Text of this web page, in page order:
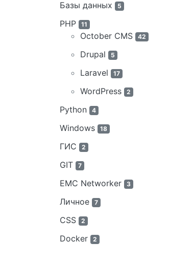
Базы данных 5
PHP 11
October CMS 42
Drupal 5
Laravel 17
WordPress 2
Python 4
Windows 18
ГИС 2
GIT 7
EMC Networker 3
Личное 7
CSS 2
Docker 2